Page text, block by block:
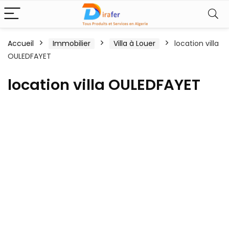
Accueil Immobilier Villa à Louer
location villa
OULEDFAYET
location villa OULEDFAYET